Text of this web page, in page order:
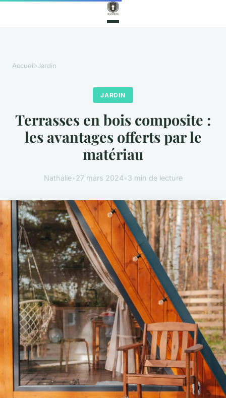
Accueil›Jardin
JARDIN
Terrasses en bois composite :
les avantages offerts par le
matériau
Nathalie•27 mars 2024•3 min de lecture